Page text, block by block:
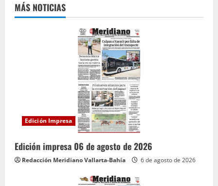
l
o
MÁS NOTICIAS
Edición Impresa
Edición impresa 06 de agosto de 2026
Redacción Meridiano Vallarta-Bahía 6 de agosto de 2026